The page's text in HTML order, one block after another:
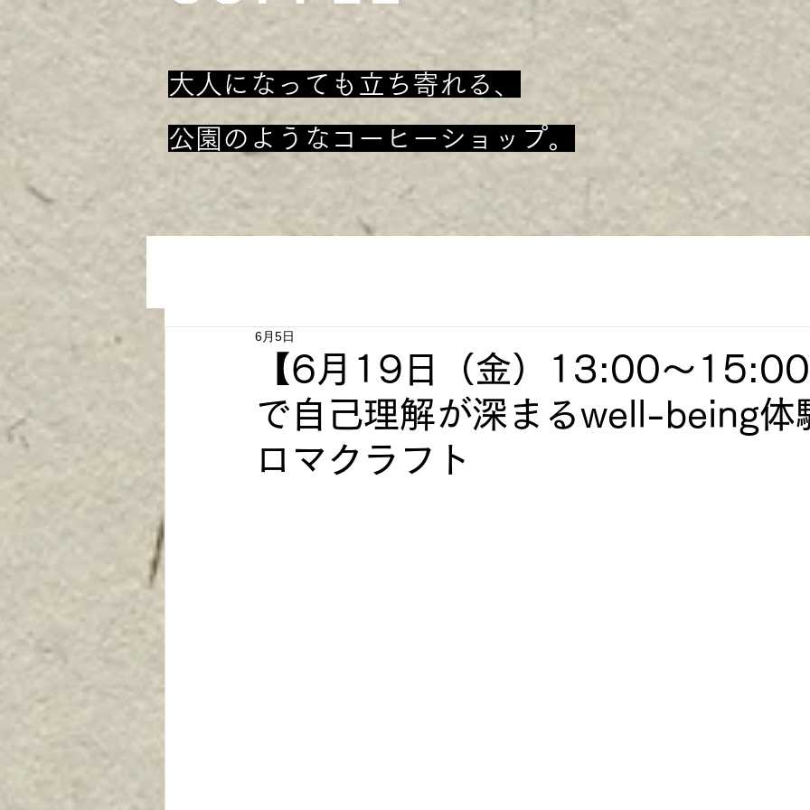
大人になっても立ち寄れる、
​公園のようなコーヒーショップ。
【6月19日（金）13:00～
で自己理解が深まるwell-being体
ロマクラフト
6月5日